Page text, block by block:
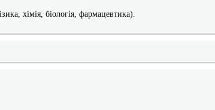
хімія, біологія, фармацевтика).